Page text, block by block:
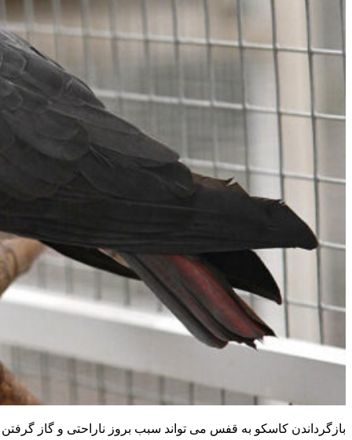
بازگرداندن کاسکو به قفس می تواند سبب بروز ناراحتی و گاز